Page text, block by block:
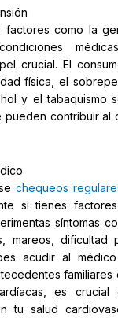
factores como la
médicas
crucial. El
física, el
y el tabaquismo
pueden contribuir al
chequeos
si tienes
síntomas
mareos, dificultad
acudir al
familiares
es crucial
tu salud